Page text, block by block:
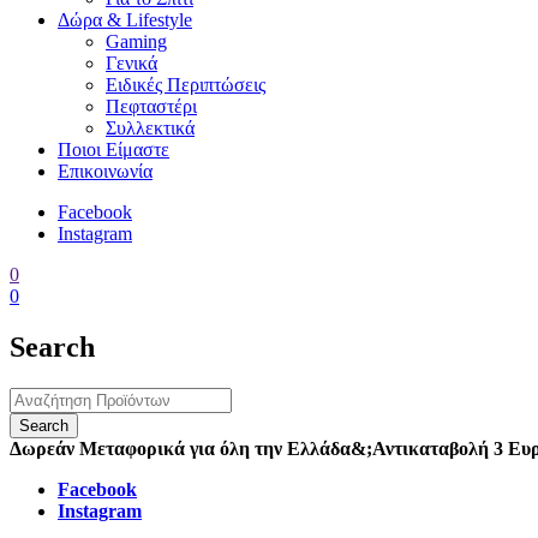
Δώρα & Lifestyle
Gaming
Γενικά
Ειδικές Περιπτώσεις
Πεφταστέρι
Συλλεκτικά
Ποιοι Είμαστε
Επικοινωνία
Facebook
Instagram
0
0
Search
Δωρεάν Μεταφορικά για όλη την Ελλάδα&;Αντικαταβολή 3
Facebook
Instagram